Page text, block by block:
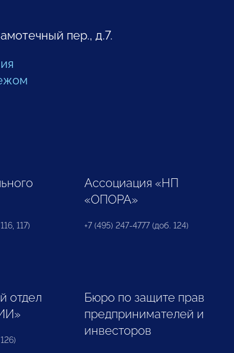
пер., д.7.
117)
Ассоциация «НП
«ОПОРА»
+7 (495) 247-4777 (доб. 124)
отдел
Бюро по защите прав
предпринимателей и
инвесторов